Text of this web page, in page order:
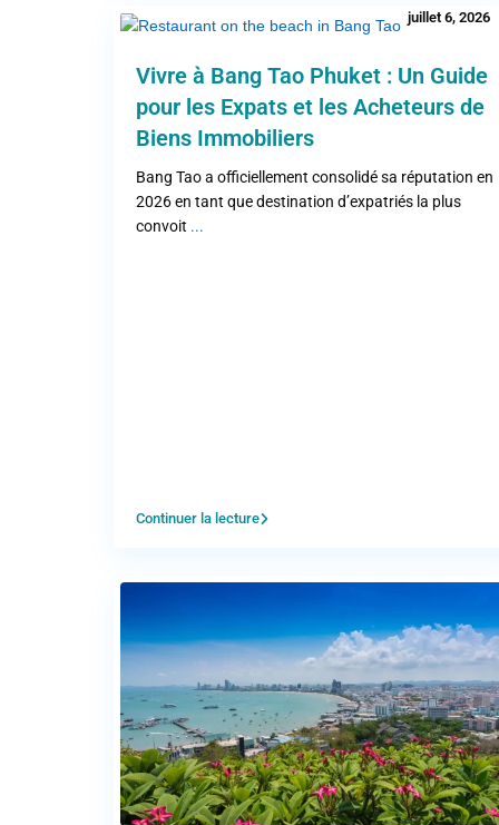
Vivre à Bang Tao Phuket : Un Guide
pour les Expats et les Acheteurs de
Biens Immobiliers
juillet 6, 2026
Bang Tao a officiellement consolidé sa réputation en
2026 en tant que destination d’expatriés la plus
convoit ...
Continuer la lecture